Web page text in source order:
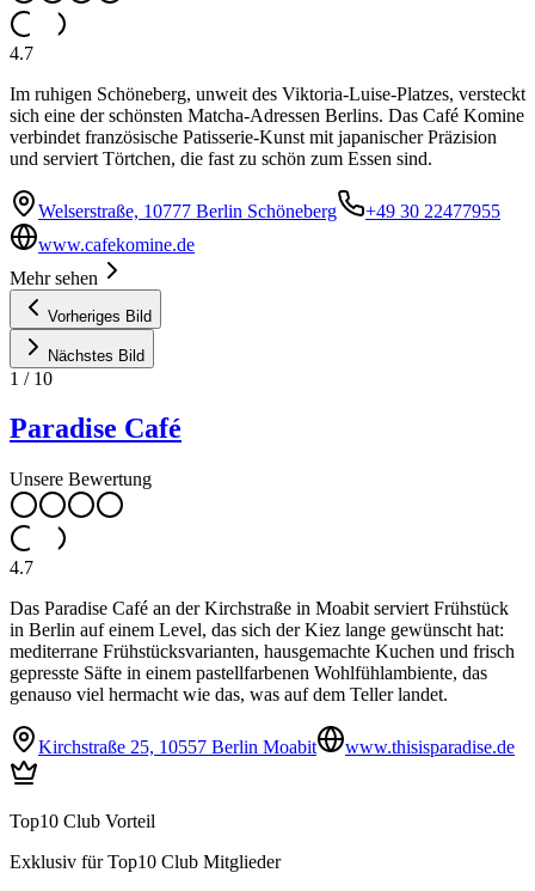
4.7
Im ruhigen Schöneberg, unweit des Viktoria-Luise-Platzes, versteckt
sich eine der schönsten Matcha-Adressen Berlins. Das Café Komine
verbindet französische Patisserie-Kunst mit japanischer Präzision
und serviert Törtchen, die fast zu schön zum Essen sind.
Welserstraße, 10777 Berlin Schöneberg
+49 30 22477955
www.cafekomine.de
Mehr sehen
Vorheriges Bild
Nächstes Bild
1 / 10
Paradise Café
Unsere Bewertung
4.7
Das Paradise Café an der Kirchstraße in Moabit serviert Frühstück
in Berlin auf einem Level, das sich der Kiez lange gewünscht hat:
mediterrane Frühstücksvarianten, hausgemachte Kuchen und frisch
gepresste Säfte in einem pastellfarbenen Wohlfühlambiente, das
genauso viel hermacht wie das, was auf dem Teller landet.
Kirchstraße 25, 10557 Berlin Moabit www.thisisparadise.de
Top10 Club Vorteil
Exklusiv für Top10 Club Mitglieder